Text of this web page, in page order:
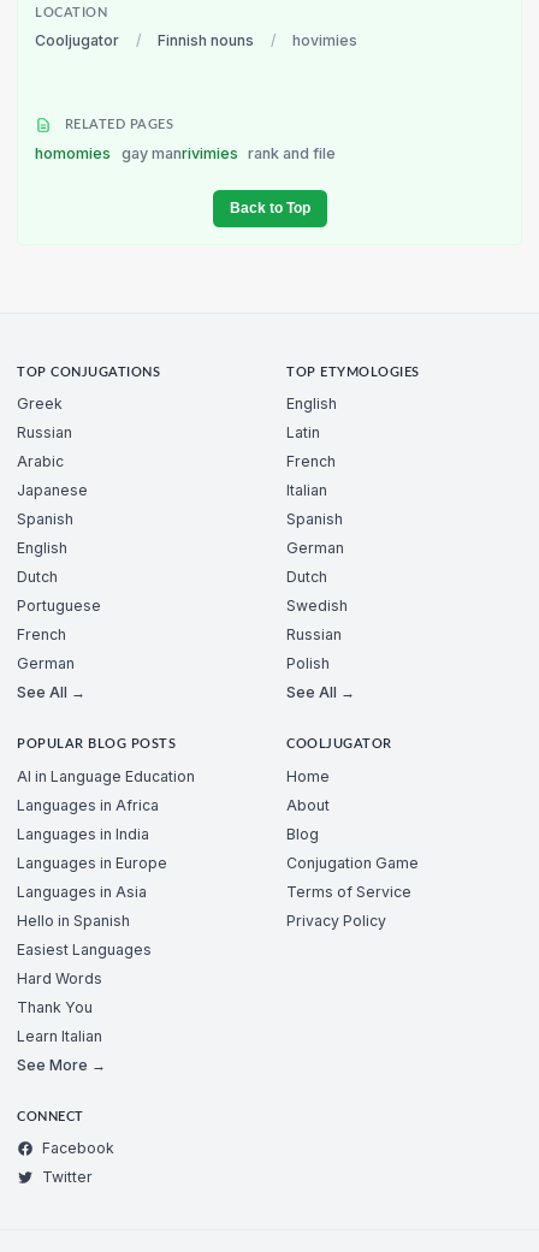
LOCATION
Cooljugator / Finnish nouns / hovimies
RELATED PAGES
homomies gay manrivimies rank and file
Back to Top
TOP CONJUGATIONS
Greek
Russian
Arabic
Japanese
Spanish
English
Dutch
Portuguese
French
German
See All →
TOP ETYMOLOGIES
English
Latin
French
Italian
Spanish
German
Dutch
Swedish
Russian
Polish
See All →
POPULAR BLOG POSTS
AI in Language Education
Languages in Africa
Languages in India
Languages in Europe
Languages in Asia
Hello in Spanish
Easiest Languages
Hard Words
Thank You
Learn Italian
See More →
COOLJUGATOR
Home
About
Blog
Conjugation Game
Terms of Service
Privacy Policy
CONNECT
Facebook
Twitter